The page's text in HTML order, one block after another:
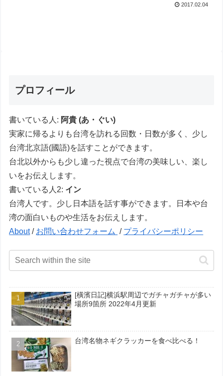
2017.02.04
プロフィール
書いている人: 阿貴 (あ・ぐい)
実家に帰るよりも台湾を訪れる回数・日数が多く、少し
台湾北京語(國語)を話すことができます。
台北以外からも少し違った視点で台湾の美味しい、楽し
いをお伝えします。
書いている人2: イン
台湾人です。少し日本語を話す事ができます。日本や台
湾の面白いものや生活をお伝えします。
About/ お問い合わせフォーム / プライバシーポリシー
[橫濱日記]横浜駅周辺でガチャガチャが多い
場所9箇所 2022年4月更新
台湾名物ネギクラッカーを食べ比べる！